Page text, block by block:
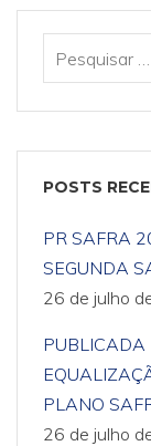
POSTS
PR SAFRA
SEGUNDA
26 de julho
PUBLICADA
PLANO
26 de julho